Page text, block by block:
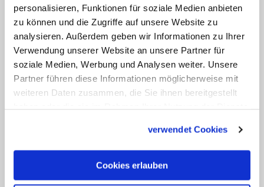
personalisieren, Funktionen für soziale Medien anbieten
zu können und die Zugriffe auf unsere Website zu
analysieren. Außerdem geben wir Informationen zu Ihrer
Verwendung unserer Website an unsere Partner für
soziale Medien, Werbung und Analysen weiter. Unsere
Partner führen diese Informationen möglicherweise mit
weiteren Daten zusammen, die Sie ihnen bereitgestellt
verwendet Cookies
Cookies erlauben
zugleich."
In den vergangenen Jahren mehrere
Übertritte anglikanischer Bischöfe
Pain wurde 1956 in London geboren. Er
Theologie in Bristol und Cardiff. 1986
Kirche von Wales geweiht. Während
seines gesamten Dienstes war Pain in